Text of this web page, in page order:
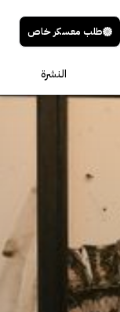
طلب معسكر خاص
النشرة